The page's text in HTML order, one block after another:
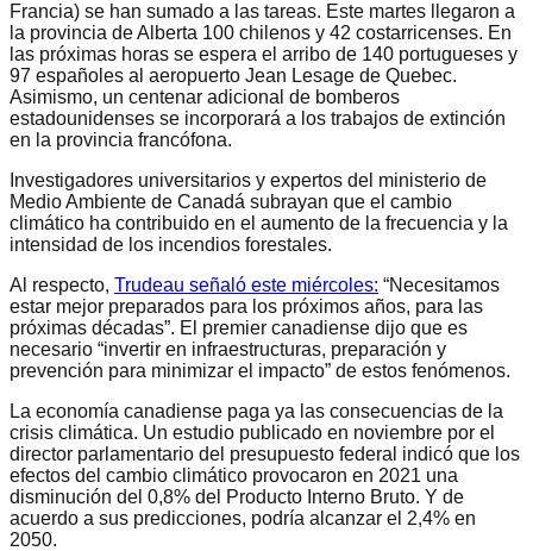
Francia) se han sumado a las tareas. Este martes llegaron a
la provincia de Alberta 100 chilenos y 42 costarricenses. En
las próximas horas se espera el arribo de 140 portugueses y
97 españoles al aeropuerto Jean Lesage de Quebec.
Asimismo, un centenar adicional de bomberos
estadounidenses se incorporará a los trabajos de extinción
en la provincia francófona.
Investigadores universitarios y expertos del ministerio de
Medio Ambiente de Canadá subrayan que el cambio
climático ha contribuido en el aumento de la frecuencia y la
intensidad de los incendios forestales.
Al respecto, Trudeau señaló este miércoles: “Necesitamos
estar mejor preparados para los próximos años, para las
próximas décadas”. El premier canadiense dijo que es
necesario “invertir en infraestructuras, preparación y
prevención para minimizar el impacto” de estos fenómenos.
La economía canadiense paga ya las consecuencias de la
crisis climática. Un estudio publicado en noviembre por el
director parlamentario del presupuesto federal indicó que los
efectos del cambio climático provocaron en 2021 una
disminución del 0,8% del Producto Interno Bruto. Y de
acuerdo a sus predicciones, podría alcanzar el 2,4% en
2050.